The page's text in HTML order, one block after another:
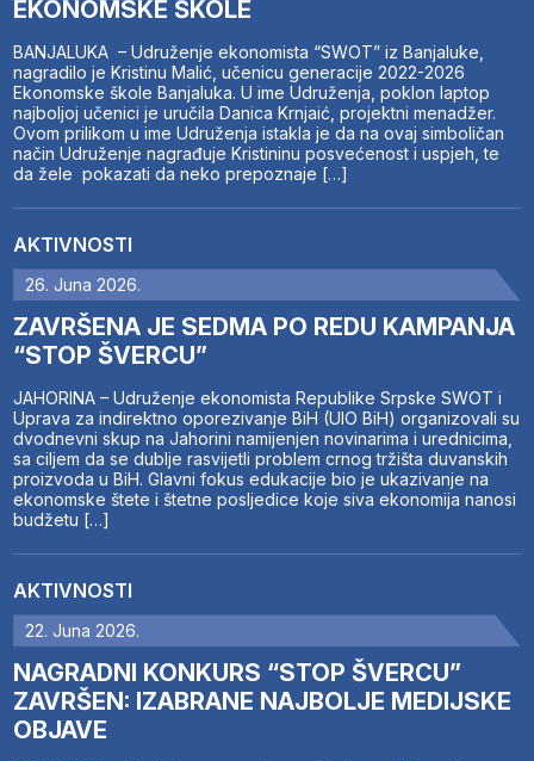
EKONOMSKE ŠKOLE
BANJALUKA – Udruženje ekonomista “SWOT” iz Banjaluke,
nagradilo je Kristinu Malić, učenicu generacije 2022-2026
Ekonomske škole Banjaluka. U ime Udruženja, poklon laptop
najboljoj učenici je uručila Danica Krnjaić, projektni menadžer.
Ovom prilikom u ime Udruženja istakla je da na ovaj simboličan
način Udruženje nagrađuje Kristininu posvećenost i uspjeh, te
da žele pokazati da neko prepoznaje […]
AKTIVNOSTI
26. Juna 2026.
ZAVRŠENA JE SEDMA PO REDU KAMPANJA
“STOP ŠVERCU”
JAHORINA – Udruženje ekonomista Republike Srpske SWOT i
Uprava za indirektno oporezivanje BiH (UIO BiH) organizovali su
dvodnevni skup na Jahorini namijenjen novinarima i urednicima,
sa ciljem da se dublje rasvijetli problem crnog tržišta duvanskih
proizvoda u BiH. Glavni fokus edukacije bio je ukazivanje na
ekonomske štete i štetne posljedice koje siva ekonomija nanosi
budžetu […]
AKTIVNOSTI
22. Juna 2026.
NAGRADNI KONKURS “STOP ŠVERCU”
ZAVRŠEN: IZABRANE NAJBOLJE MEDIJSKE
OBJAVE